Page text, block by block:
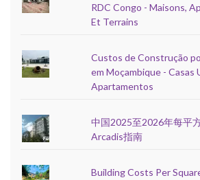
RDC Congo - Maisons,
Et Terrains
Custos de Construção
em Moçambique - Casas
Apartamentos
中国2025至2026年每平
Arcadis指南
Building Costs Per